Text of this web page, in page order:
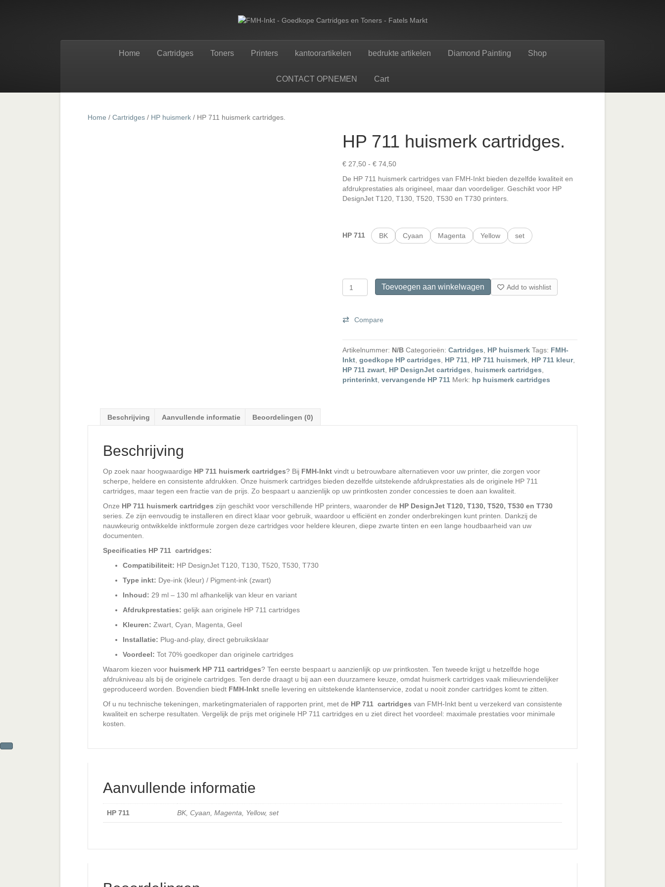
Home Cartridges Toners Printers kantoorartikelen bedrukte artikelen Diamond Painting Shop
CONTACT OPNEMEN Cart
Home / Cartridges / HP huismerk / HP 711 huismerk cartridges.
HP 711 huismerk cartridges.
€27,50 - €74,50Prijsklasse:
tot
€ 74,50
De HP 711 huismerk cartridges van FMH-Inkt bieden dezelfde kwaliteit en
afdrukprestaties als origineel, maar dan voordeliger. Geschikt voor HP
DesignJet T120, T130, T520, T530 en T730 printers.
HP 711 BK Cyaan Magenta Yellow set
HP
711
aantal
Toevoegen aan winkelwagen Add to wishlist
Compare
Artikelnummer: N/B Categorieën: Cartridges, HP huismerk Tags: FMH-
Inkt, goedkope HP cartridges, HP 711, HP 711 huismerk, HP 711 kleur,
HP 711 zwart, HP DesignJet cartridges, huismerk cartridges,
printerinkt, vervangende HP 711 Merk: hp huismerk cartridges
Beschrijving Aanvullende informatie Beoordelingen (0)
Beschrijving
Op zoek naar hoogwaardige HP 711 huismerk cartridges? Bij FMH-Inkt vindt u betrouwbare alternatieven voor uw printer, die zorgen voor
scherpe, heldere en consistente afdrukken. Onze huismerk cartridges bieden dezelfde uitstekende afdrukprestaties als de originele HP 711
cartridges, maar tegen een fractie van de prijs. Zo bespaart u aanzienlijk op uw printkosten zonder concessies te doen aan kwaliteit.
Onze HP 711 huismerk cartridges zijn geschikt voor verschillende HP printers, waaronder de HP DesignJet T120, T130, T520, T530 en T730
series. Ze zijn eenvoudig te installeren en direct klaar voor gebruik, waardoor u efficiënt en zonder onderbrekingen kunt printen. Dankzij de
nauwkeurig ontwikkelde inktformule zorgen deze cartridges voor heldere kleuren, diepe zwarte tinten en een lange houdbaarheid van uw
documenten.
Specificaties HP 711 cartridges:
Compatibiliteit: HP DesignJet T120, T130, T520, T530, T730
Type inkt: Dye-ink (kleur) / Pigment-ink (zwart)
Inhoud: 29 ml – 130 ml afhankelijk van kleur en variant
Afdrukprestaties: gelijk aan originele HP 711 cartridges
Kleuren: Zwart, Cyan, Magenta, Geel
Installatie: Plug-and-play, direct gebruiksklaar
Voordeel: Tot 70% goedkoper dan originele cartridges
Waarom kiezen voor huismerk HP 711 cartridges? Ten eerste bespaart u aanzienlijk op uw printkosten. Ten tweede krijgt u hetzelfde hoge
afdrukniveau als bij de originele cartridges. Ten derde draagt u bij aan een duurzamere keuze, omdat huismerk cartridges vaak milieuvriendelijker
geproduceerd worden. Bovendien biedt FMH-Inkt snelle levering en uitstekende klantenservice, zodat u nooit zonder cartridges komt te zitten.
Of u nu technische tekeningen, marketingmaterialen of rapporten print, met de HP 711 cartridges van FMH-Inkt bent u verzekerd van consistente
kwaliteit en scherpe resultaten. Vergelijk de prijs met originele HP 711 cartridges en u ziet direct het voordeel: maximale prestaties voor minimale
kosten.
Aanvullende informatie
HP 711 BK, Cyaan, Magenta, Yellow, set